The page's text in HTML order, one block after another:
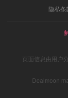
隐私条
页面信息由用户
Dealmoon